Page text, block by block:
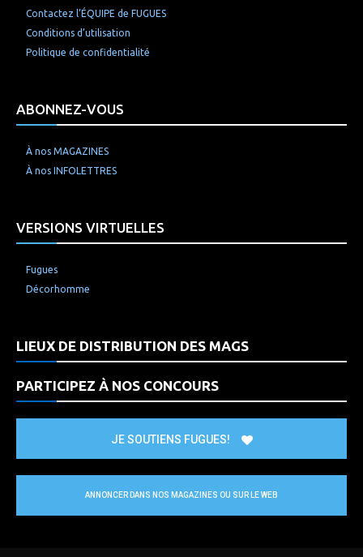
Contactez l’ÉQUIPE de FUGUES
Conditions d’utilisation
Politique de confidentialité
ABONNEZ-VOUS
À nos MAGAZINES
À nos INFOLETTRES
VERSIONS VIRTUELLES
Fugues
Décorhomme
LIEUX DE DISTRIBUTION DES MAGS
PARTICIPEZ À NOS CONCOURS
JE SOUTIENS FUGUES!
ANNONCER DANS NOS MAGAZINES OU SUR LE WEB